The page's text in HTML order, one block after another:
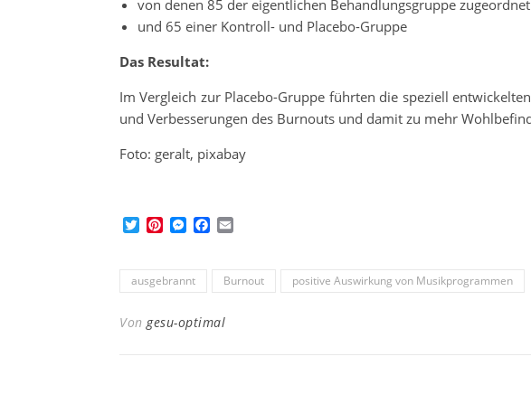
von denen 85 der eigentlichen Behandlungsgruppe
und 65 einer Kontroll- und Placebo-Gruppe
Das Resultat:
Im Vergleich zur Placebo-Gruppe führten die speziell
und Verbesserungen des Burnouts und damit zu mehr
Foto: geralt, pixabay
TwitterPinterest
Messenger
Facebook
ausgebrannt Burnout positive Auswirkung von Musikprogrammen
Vongesu-optimal